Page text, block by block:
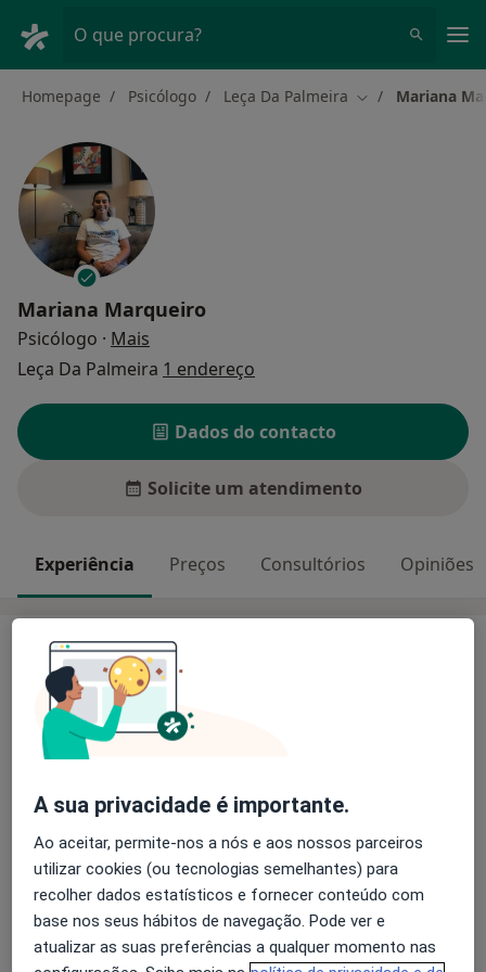
O que procura?
Homepage Psicólogo Leça Da Palmeira Mudar de cidade
Mariana
Mariana Marqueiro
Psicólogo · Mais
Leça Da Palmeira 1 endereço
Dados do contacto
Solicite um atendimento
Experiência Preços Consultórios Opiniões
Experiência
Sou a Mariana Marqueiro, Mestre em Psicologia
Clínica e da Saúde.
Pratico Desporto federado à 15 anos, o que me trouxe
compreensão.
Através do trabalho de voluntariado cresceu uma
paixão pelo trabalho com crianças e adolescentes. De
momento dedico-me a trabalhar quadros clínicos
associados a ansiedade, depressão e fobias. Para além
destas problemáticas tenho formação em
mindfulness, que aplico minha prática clínica.
maisSobre mim
Principais doenças tratadas
Transtornos Da Ansiedade
Transtornos Fóbicos
Ataque de pânico
Ansiedade Da Separação
A sua privacidade é importante.
Ao aceitar, permite-nos a nós e aos nossos parceiros
utilizar cookies (ou tecnologias semelhantes) para
recolher dados estatísticos e fornecer conteúdo com
base nos seus hábitos de navegação. Pode ver e
atualizar as suas preferências a qualquer momento nas